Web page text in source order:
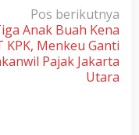
Pos berikutnya
Anak Buah Kena
KPK, Menkeu Ganti
Pajak Jakarta
Utara